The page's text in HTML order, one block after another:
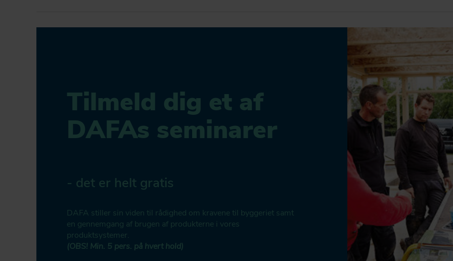
Tilmeld dig et af
DAFAs seminarer
- det er helt gratis
DAFA stiller sin viden til rådighed om kravene til byggeriet samt
en gennemgang af brugen af produkterne i vores
produktsystemer.
(OBS! Min. 5 pers. på hvert hold)